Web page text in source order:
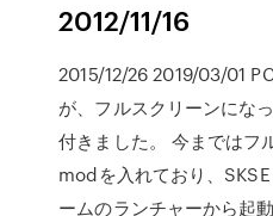
2012/11/16
2015/12/26 2019/03/01
が、フルスクリーンにな
付きました。 今まではフ
modを入れており、
ームのランチャーから起